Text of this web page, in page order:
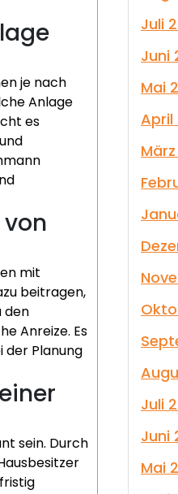
je nach
Anlage
es
mit
beitragen,
den
Anreize. Es
der Planung
sein. Durch
Juli
Juni
Mai
April
Juli
Juni
Mai